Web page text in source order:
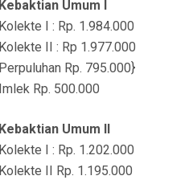
Kebaktian Umum I
Kolekte I : Rp. 1.984.000
Kolekte II : Rp 1.977.000
Perpuluhan Rp. 795.000}
Imlek Rp. 500.000
Kebaktian Umum II
Kolekte I : Rp. 1.202.000
Kolekte II Rp. 1.195.000